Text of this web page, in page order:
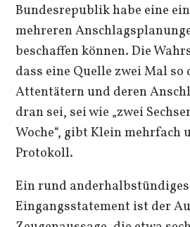
Bundesrepublik habe eine
mehreren
beschaffen können. Die
dass eine Quelle zwei Mal so
Attentätern und deren
dran sei, sei wie „zwei
Woche“, gibt Klein mehrfach
Protokoll.
Ein rund anderhalbstündiges
Eingangsstatement ist der